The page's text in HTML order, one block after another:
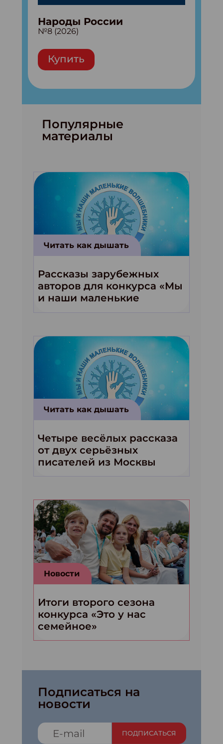
Народы России
№8 (2026)
Купить
Популярные
материалы
Читать как дышать
Рассказы зарубежных
авторов для конкурса «Мы
и наши маленькие
волшебники!»
Читать как дышать
Четыре весёлых рассказа
от двух серьёзных
писателей из Москвы
Новости
Итоги второго сезона
конкурса «Это у нас
семейное»
Подписаться на
новости
ПОДПИСАТЬСЯ